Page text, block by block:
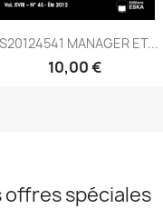
MANAGER ET...
10,00 €
offres spéciales